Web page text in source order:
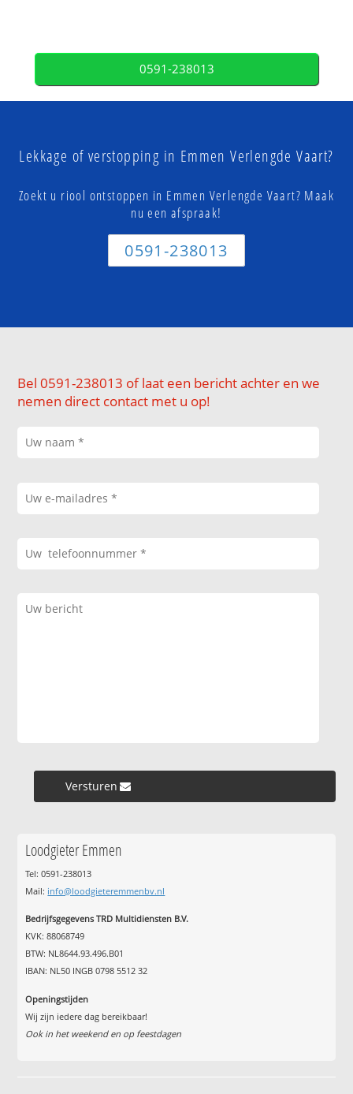
0591-238013
Lekkage of verstopping in Emmen Verlengde Vaart?
Zoekt u riool ontstoppen in Emmen Verlengde Vaart? Maak
nu een afspraak!
0591-238013
Bel 0591-238013 of laat een bericht achter en we
nemen direct contact met u op!
Versturen »
Loodgieter Emmen
Tel: 0591-238013
Mail: info@loodgieteremmenbv.nl
Bedrijfsgegevens TRD Multidiensten B.V.
KVK: 88068749
BTW: NL8644.93.496.B01
IBAN: NL50 INGB 0798 5512 32
Openingstijden
Wij zijn iedere dag bereikbaar!
Ook in het weekend en op feestdagen